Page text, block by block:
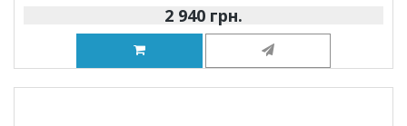
2 940 грн.